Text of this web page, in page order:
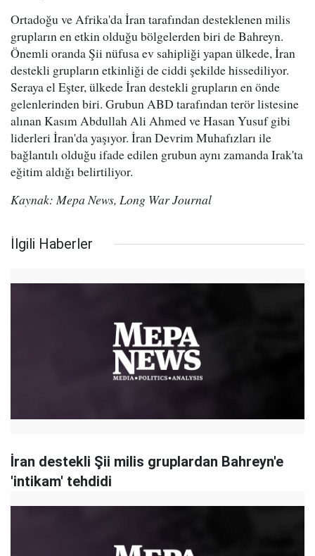
Ortadoğu ve Afrika'da İran tarafından desteklenen milis
grupların en etkin olduğu bölgelerden biri de Bahreyn.
Önemli oranda Şii nüfusa ev sahipliği yapan ülkede, İran
destekli grupların etkinliği de ciddi şekilde hissediliyor.
Seraya el Eşter, ülkede İran destekli grupların en önde
gelenlerinden biri. Grubun ABD tarafından terör listesine
alınan Kasım Abdullah Ali Ahmed ve Hasan Yusuf gibi
liderleri İran'da yaşıyor. İran Devrim Muhafızları ile
bağlantılı olduğu ifade edilen grubun aynı zamanda Irak'ta
eğitim aldığı belirtiliyor.
Kaynak: Mepa News, Long War Journal
İlgili Haberler
İran destekli Şii milis gruplardan Bahreyn'e
'intikam' tehdidi